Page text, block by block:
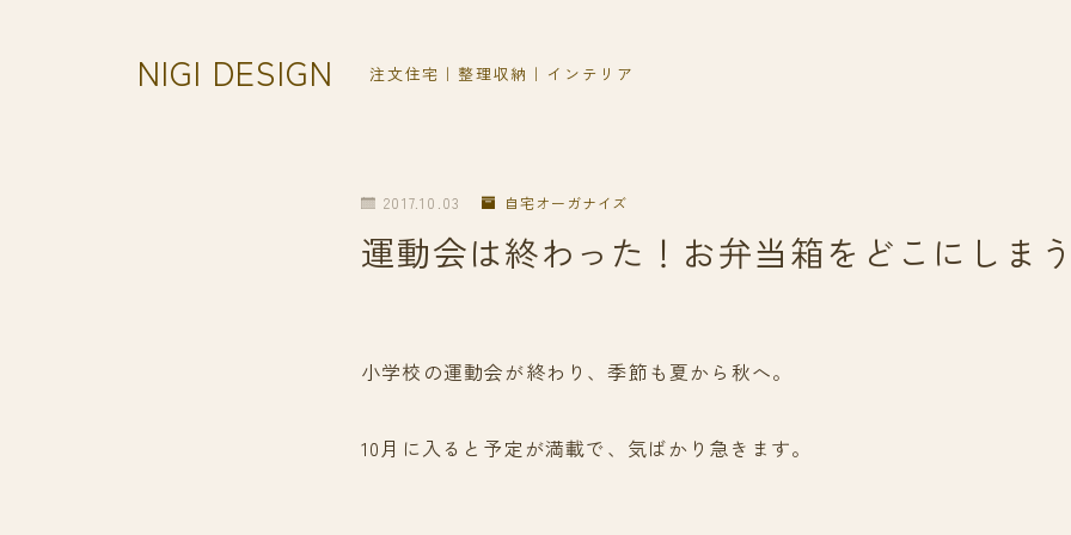
NIGI DESIGN 注文住宅｜整理収納｜インテリア
2017.10.03 自宅オーガナイズ
運動会は終わった！お弁当箱をどこにしま
小学校の運動会が終わり、季節も夏から秋へ。
10月に入ると予定が満載で、気ばかり急きます。